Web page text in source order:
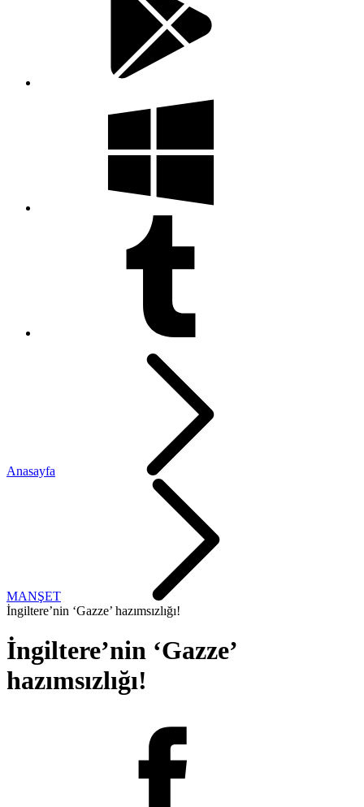
Anasayfa
MANŞET
İngiltere’nin ‘Gazze’ hazımsızlığı!
İngiltere’nin ‘Gazze’
hazımsızlığı!